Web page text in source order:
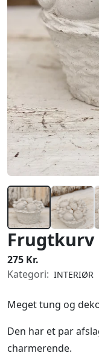
Frugtkurv
275 Kr.
Kategori: INTERIØR
Meget tung og
Den har et par
charmerende.